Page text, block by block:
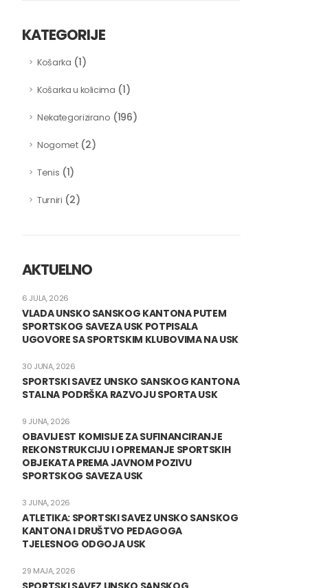
KATEGORIJE
Košarka (1)
Košarka u kolicima (1)
Nekategorizirano (196)
Nogomet(2)
Tenis (1)
Turniri (2)
AKTUELNO
VLADA UNSKO SANSKOG KANTONA PUTEM
SPORTSKOG SAVEZA USK POTPISALA
UGOVORE SA SPORTSKIM KLUBOVIMA NA USK
6 JULA, 2026
SPORTSKI SAVEZ UNSKO SANSKOG KANTONA
STALNA PODRŠKA RAZVOJU SPORTA USK
30 JUNA, 2026
OBAVIJEST KOMISIJE ZA SUFINANCIRANJE
REKONSTRUKCIJU I OPREMANJE SPORTSKIH
OBJEKATA PREMA JAVNOM POZIVU
SPORTSKOG SAVEZA USK
9 JUNA, 2026
ATLETIKA: SPORTSKI SAVEZ UNSKO SANSKOG
KANTONA I DRUŠTVO PEDAGOGA
TJELESNOG ODGOJA USK
3 JUNA, 2026
29 MAJA, 2026